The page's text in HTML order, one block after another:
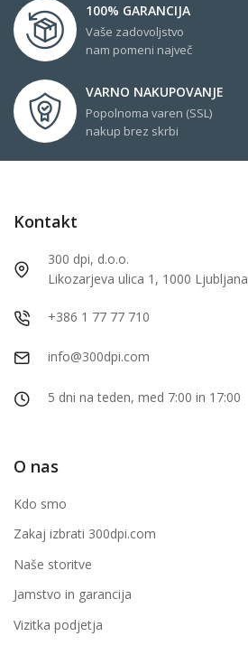
100% GARANCIJA
Vaše zadovoljstvo
nam pomeni največ
VARNO NAKUPOVANJE
Popolnoma varen (SSL)
nakup brez skrbi
Kontakt
300 dpi, d.o.o.
Likozarjeva ulica 1, 1000 Ljubljana
+386 1 77 77 710
info@300dpi.com
5 dni na teden, med 7:00 in 17:00
O nas
Kdo smo
Zakaj izbrati 300dpi.com
Naše storitve
Jamstvo in garancija
Vizitka podjetja